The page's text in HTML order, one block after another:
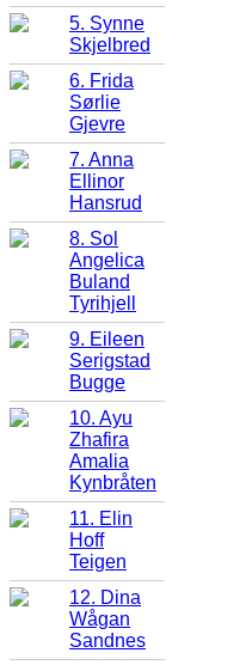
5. Synne
Skjelbred
6. Frida
Sørlie
Gjevre
7. Anna
Ellinor
Hansrud
8. Sol
Angelica
Buland
Tyrihjell
9. Eileen
Serigstad
Bugge
10. Ayu
Zhafira
Amalia
Kynbråten
11. Elin
Hoff
Teigen
12. Dina
Wågan
Sandnes